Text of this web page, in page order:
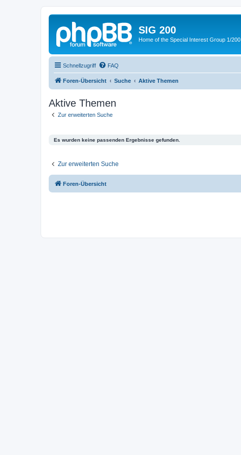
SIG 200
Home of the Special Interest Group 1/200
Schnellzugriff FAQ
Foren-Übersicht Suche Aktive Themen
Aktive Themen
Zur erweiterten Suche
Es wurden keine passenden Ergebnisse gefunden.
Zur erweiterten Suche
Foren-Übersicht